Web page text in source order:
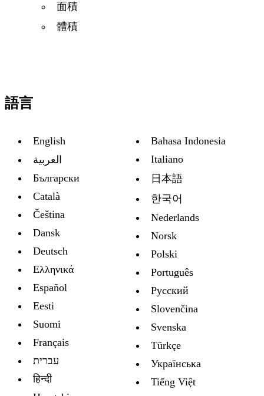
面積
體積
語言
English
العربية
Български
Català
Čeština
Dansk
Deutsch
Ελληνικά
Español
Eesti
Suomi
Français
עברית
हिन्दी
Bahasa Indonesia
Italiano
日本語
한국어
Nederlands
Norsk
Polski
Português
Русский
Slovenčina
Svenska
Türkçe
Украïнська
Tiếng Việt